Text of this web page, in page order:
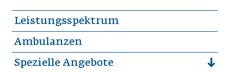
Leistungsspektrum
Ambulanzen
Spezielle Angebote